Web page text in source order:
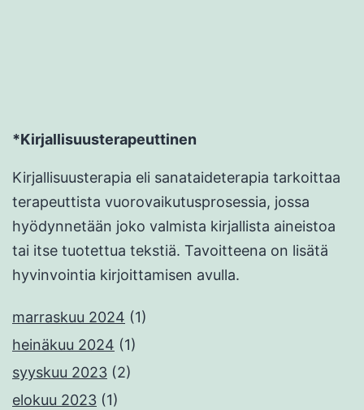
*Kirjallisuusterapeuttinen
Kirjallisuusterapia eli sanataideterapia tarkoittaa
terapeuttista vuorovaikutusprosessia, jossa
hyödynnetään joko valmista kirjallista aineistoa
tai itse tuotettua tekstiä. Tavoitteena on lisätä
hyvinvointia kirjoittamisen avulla.
marraskuu 2024 (1)
heinäkuu 2024 (1)
syyskuu 2023 (2)
elokuu 2023 (1)